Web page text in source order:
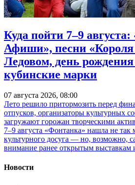
Куда пойти 7–9
Афиши», песни
Ледовом, день
кубинские марки
07 августа 2026, 08:00
Лето решило притормозить перед
отпусков, организаторы культурных
загружают горожан творческими
7–9 августа «Фонтанка» нашла не
культурного досуга — но, возможно,
внимание ранее открытым выставкам
Новости